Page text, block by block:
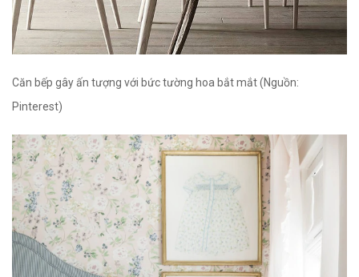
Căn bếp gây ấn tượng với bức tường hoa bắt mắt (Nguồn:
Pinterest)